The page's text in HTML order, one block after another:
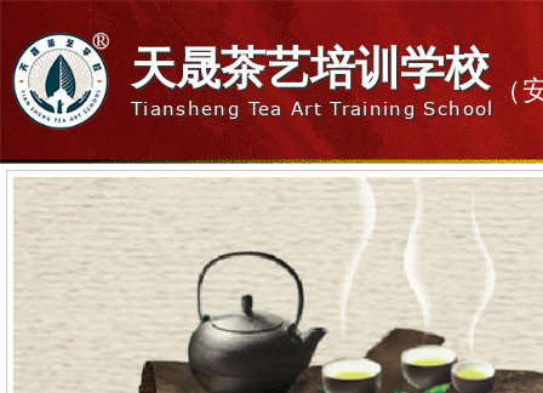
天晟茶艺培训学校
Tiansheng Tea Art Training School
（